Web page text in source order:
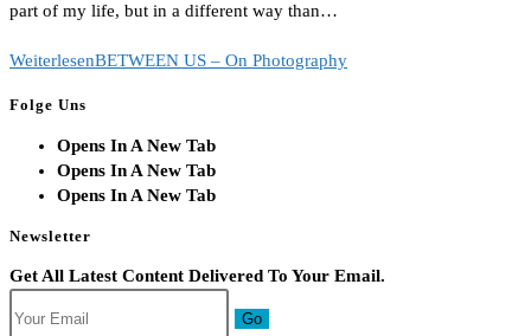
part of my life, but in a different way than…
WeiterlesenBETWEEN US – On Photography
Folge Uns
Opens In A New Tab
Opens In A New Tab
Opens In A New Tab
Newsletter
Get All Latest Content Delivered To Your Email.
Go